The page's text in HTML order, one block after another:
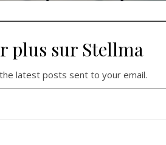
plus sur Stellma
latest posts sent to your email.